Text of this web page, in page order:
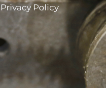
Privacy Policy